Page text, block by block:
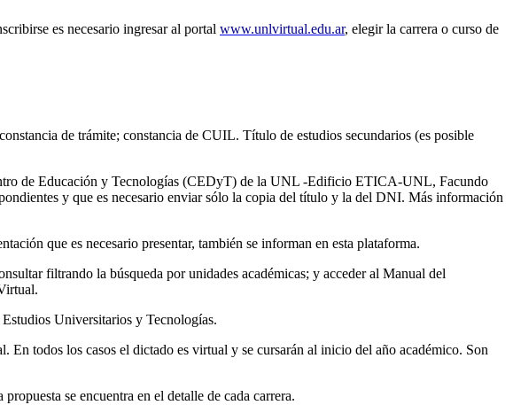
es necesario ingresar al portal www.unlvirtual.edu.ar, elegir la carrera o curso de
de trámite; constancia de CUIL. Título de estudios secundarios (es posible
de Educación y Tecnologías (CEDyT) de la UNL -Edificio ETICA-UNL, Facundo
y que es necesario enviar sólo la copia del título y la del DNI. Más información
que es necesario presentar, también se informan en esta plataforma.
filtrando la búsqueda por unidades académicas; y acceder al Manual del
Universitarios y Tecnologías.
todos los casos el dictado es virtual y se cursarán al inicio del año académico. Son
se encuentra en el detalle de cada carrera.